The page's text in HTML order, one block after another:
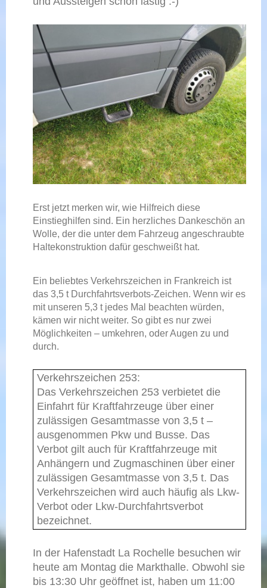
Erst jetzt merken wir, wie Hilfreich diese
Einstieghilfen sind. Ein herzliches Dankeschön an
Wolle, der die unter dem Fahrzeug angeschraubte
Haltekonstruktion dafür geschweißt hat.
Ein beliebtes Verkehrszeichen in Frankreich ist
das 3,5 t Durchfahrtsverbots-Zeichen. Wenn wir es
mit unseren 5,3 t jedes Mal beachten würden,
kämen wir nicht weiter. So gibt es nur zwei
Möglichkeiten – umkehren, oder Augen zu und
durch.
Verkehrszeichen 253:
Das Verkehrszeichen 253 verbietet die
Einfahrt für Kraftfahrzeuge über einer
zulässigen Gesamtmasse von 3,5 t –
ausgenommen Pkw und Busse. Das
Verbot gilt auch für Kraftfahrzeuge mit
Anhängern und Zugmaschinen über einer
zulässigen Gesamtmasse von 3,5 t. Das
Verkehrszeichen wird auch häufig als Lkw-
Verbot oder Lkw-Durchfahrtsverbot
bezeichnet.
In der Hafenstadt La Rochelle besuchen wir
heute am Montag die Markthalle. Obwohl sie
bis 13:30 Uhr geöffnet ist, haben um 11:00